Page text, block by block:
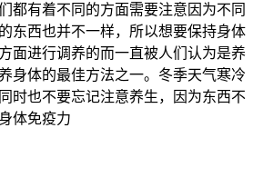
都有着不同的方面需要注意因为不同
东西也并不一样，所以想要保持身体
面进行调养的而一直被人们认为是养
身体的最佳方法之一。冬季天气寒冷
时也不要忘记注意养生，因为东西不
体免疫力